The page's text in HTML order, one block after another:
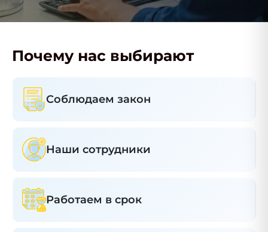
Почему нас выбирают
Соблюдаем закон
Наши сотрудники
Работаем в срок